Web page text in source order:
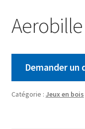
Aerobille
Demander un
Catégorie : Jeux en bois